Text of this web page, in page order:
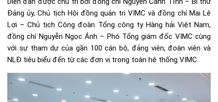
Đảng ủy, Chủ tịch Hội đồng quản trị VIMC và đồng chí Mai Lê
Lợi – Chủ tịch Công đoàn Tổng công ty Hàng hải Việt Nam,
đồng chí Nguyễn Ngọc Ánh – Phó Tổng giám đốc VIMC cùng
với sự tham dự của gần 100 cán bộ, đảng viên, đoàn viên và
NLĐ tiêu biểu đến từ các đơn vị trong toàn hệ thống VIMC.